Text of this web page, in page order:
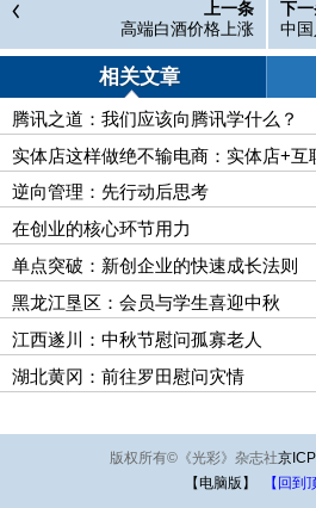
上一条
高端白酒价格上涨
下
中
家
相关文章
腾讯之道：我们应该向腾讯学什么？
实体店这样做绝不输电商：实体店+互
逆向管理：先行动后思考
在创业的核心环节用力
单点突破：新创企业的快速成长法则
黑龙江垦区：会员与学生喜迎中秋
江西遂川：中秋节慰问孤寡老人
湖北黄冈：前往罗田慰问灾情
版权所有© 《光彩》杂志社京
【电脑版】
【回到